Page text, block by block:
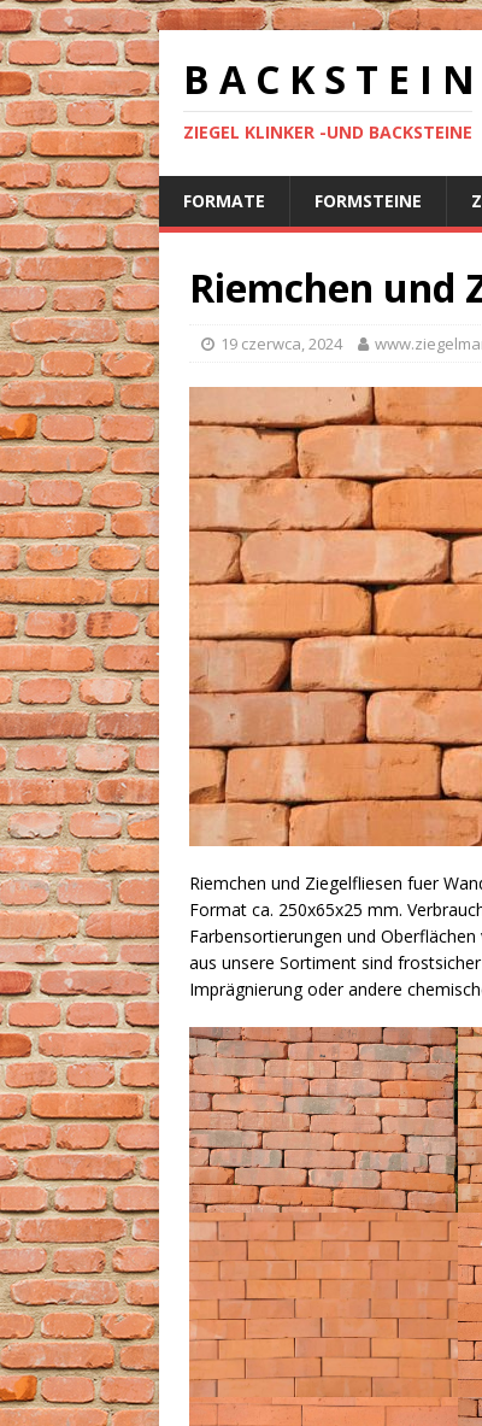
B A C K S T E I
ZIEGEL KLINKER -UND BACKSTEINE
FORMATE FORMSTEINE
Riemchen und
19 czerwca, 2024
Riemchen und Ziegelfliesen fuer
Format ca. 250x65x25 mm.
Farbensortierungen und
aus unsere Sortiment sind
Imprägnierung oder andere